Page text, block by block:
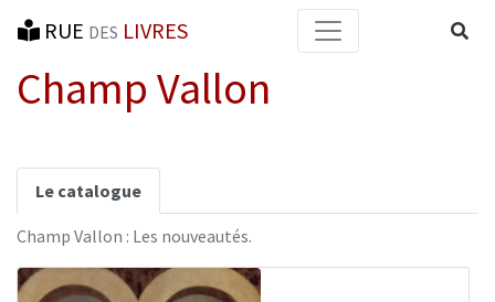
RUE DES LIVRES
Champ Vallon
Le catalogue
Champ Vallon : Les nouveautés.